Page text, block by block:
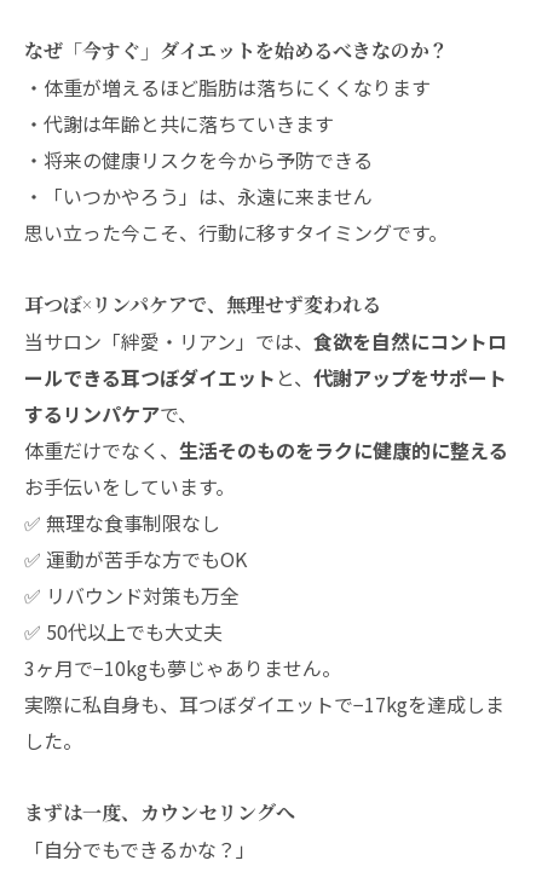
なぜ「今すぐ」ダイエットを始めるべきなのか？
・体重が増えるほど脂肪は落ちにくくなります
・代謝は年齢と共に落ちていきます
・将来の健康リスクを今から予防できる
・「いつかやろう」は、永遠に来ません
思い立った今こそ、行動に移すタイミングです。
耳つぼ×リンパケアで、無理せず変われる
当サロン「絆愛・リアン」では、 食欲を自然にコントロ
ールできる耳つぼダイエット と、 代謝アップをサポート
するリンパケアで、
体重だけでなく、 生活そのものをラクに健康的に整える
お手伝いをしています。
✅ 無理な食事制限なし
✅ 運動が苦手な方でもOK
✅ リバウンド対策も万全
✅ 50代以上でも大丈夫
3ヶ月で−10kgも夢じゃありません。
実際に私自身も、耳つぼダイエットで−17kgを達成しま
した。
まずは一度、カウンセリングへ
「自分でもできるかな？」